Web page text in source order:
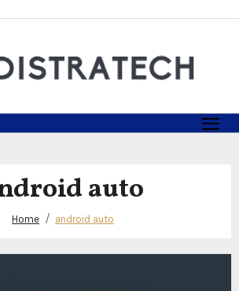
auto
Home android auto